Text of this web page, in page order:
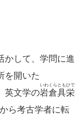
かして、学問に進
を開いた
英文学の岩倉具栄
いわくらともひで
ら考古学者に転